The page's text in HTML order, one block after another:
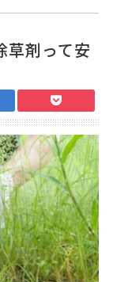
草剤って安